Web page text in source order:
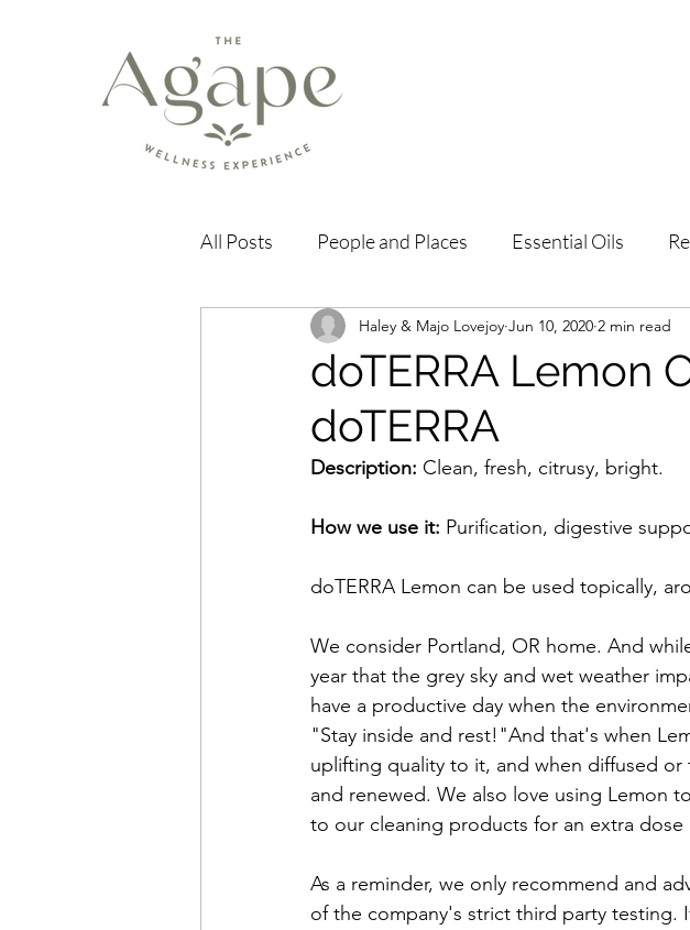
All Posts People and Places Essential Oils
doTERRA Lemon
doTERRA
Haley & Majo Lovejoy Jun 10, 2020 2 min read
Description: Clean, fresh, citrusy, bright.
How we use it: Purification, digestive
doTERRA Lemon can be used topically,
We consider Portland, OR home. And
year that the grey sky and wet weather
have a productive day when the
"Stay inside and rest!"And that's when
uplifting quality to it, and when diffused
and renewed. We also love using Lemon
to our cleaning products for an extra dose
As a reminder, we only recommend and
of the company's strict third party testing.